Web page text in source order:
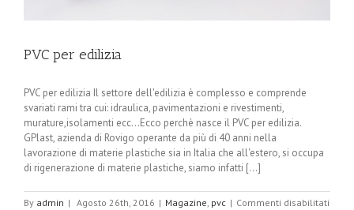
PVC per edilizia
PVC per edilizia Il settore dell'edilizia è complesso e comprende
svariati rami tra cui: idraulica, pavimentazioni e rivestimenti,
murature,isolamenti ecc...Ecco perchè nasce il PVC per edilizia.
GPlast, azienda di Rovigo operante da più di 40 anni nella
lavorazione di materie plastiche sia in Italia che all'estero, si occupa
di rigenerazione di materie plastiche, siamo infatti [...]
By admin | Agosto 26th, 2016 | Magazine, pvc | Commenti disabilitati